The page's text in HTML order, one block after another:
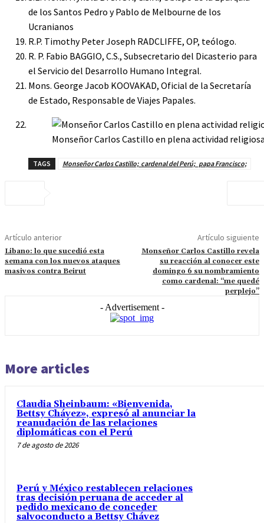
de los Santos Pedro y Pablo de Melbourne de los
Ucranianos
R.P. Timothy Peter Joseph RADCLIFFE, OP, teólogo.
R. P. Fabio BAGGIO, C.S., Subsecretario del Dicasterio para
el Servicio del Desarrollo Humano Integral.
Mons. George Jacob KOOVAKAD, Oficial de la Secretaría
de Estado, Responsable de Viajes Papales.
Monseñor Carlos Castillo en plena actividad
TAGS Monseñor Carlos Castillo; cardenal del Perú; papa Francisco;
Artículo anterior
Libano: lo que sucedió esta
semana con los nuevos ataques
masivos contra Beirut
Artículo siguiente
Monseñor Carlos Castillo revela
su reacción al conocer este
domingo 6 su nombramiento
como cardenal: “me quedé
perplejo”
- Advertisement -
More articles
Claudia Sheinbaum: «Bienvenida,
Bettsy Chávez», expresó al anunciar la
reanudación de las relaciones
diplomáticas con el Perú
7 de agosto de 2026
Perú y México restablecen relaciones
tras decisión peruana de acceder al
pedido mexicano de conceder
salvoconducto a Bettsy Chávez